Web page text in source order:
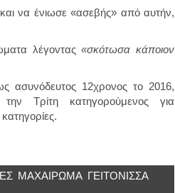
να ένιωσε «ασεβής» από αυτήν,
λέγοντας«σκότωσα κάποιον
ασυνόδευτος 12χρονος το 2016,
Τρίτη κατηγορούμενος για
ΜΑΧΑΙΡΩΜΑ ΓΕΙΤΌΝΙΣΣΑ